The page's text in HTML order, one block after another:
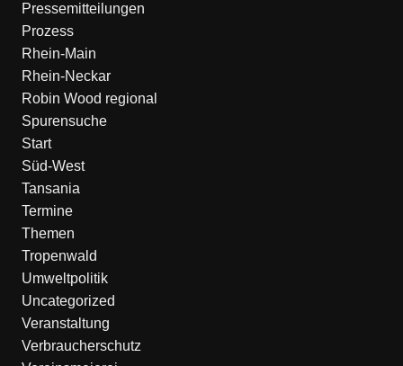
Pressemitteilungen
Prozess
Rhein-Main
Rhein-Neckar
Robin Wood regional
Spurensuche
Start
Süd-West
Tansania
Termine
Themen
Tropenwald
Umweltpolitik
Uncategorized
Veranstaltung
Verbraucherschutz